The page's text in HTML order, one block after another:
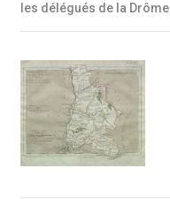
les délégués de la Drôme